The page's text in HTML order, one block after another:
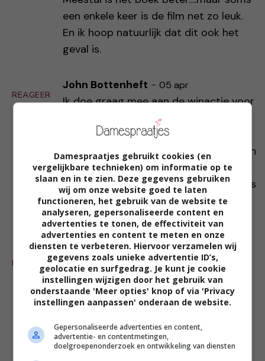
een enkele keer is de film net zo leuk.
En ik hoop natuurlijk dat dit ook het
geval is.
REAGEER
John Bottenheft - 05 apr
Ik doe graag mee aan de winactie voor
mijn vrouw want ze heeft bijna alle
delen van Baantjer en de film gaat
zeker net zo leuk worden als de boeken
en bovendien wil mijn vrouw deze film
graag gaan zien en wat is er mooier als
je kaarten hiervoor kunt winnen. Nu
maar heel hard duimen.!!!!!!
REAGEER
An Hendriks-05 apr
Verwacht het wel hoor. Kom
oorspronkelijk uit Amsterdam en mijn
vader was politie agent, vind ze
en zien
Damespraatjes gebruikt cookies (en
vergelijkbare technieken) om informatie op te
slaan en in te zien. Deze gegevens gebruiken
wij om onze website goed te laten
functioneren, het gebruik van de website te
analyseren, gepersonaliseerde content en
advertenties te tonen, de effectiviteit van
advertenties en content te meten en onze
diensten te verbeteren. Hiervoor verzamelen wij
gegevens zoals unieke advertentie ID’s,
geolocatie en surfgedrag. Je kunt je cookie
instellingen wijzigen door het gebruik van
onderstaande 'Meer opties' knop of via 'Privacy
instellingen aanpassen' onderaan de website.
Gepersonaliseerde advertenties en content,
advertentie- en contentmetingen,
doelgroepenonderzoek en ontwikkeling van diensten